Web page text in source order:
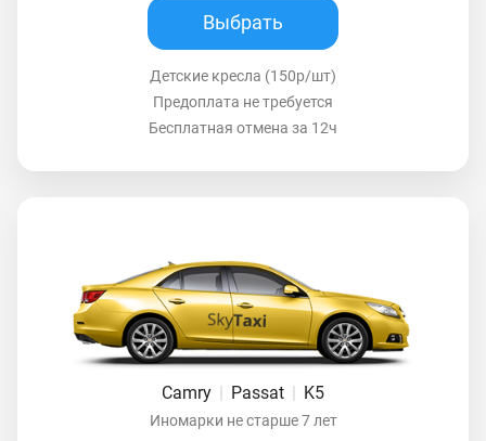
Выбрать
Детские кресла (150р/шт)
Предоплата не требуется
Бесплатная отмена за 12ч
Camry Passat K5
Иномарки не старше 7 лет